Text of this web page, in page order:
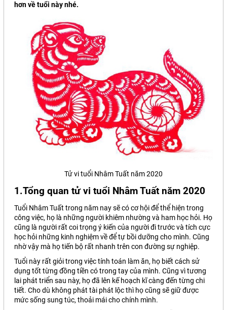
hơn về tuổi này nhé.
Tử vi tuổi Nhâm Tuất năm 2020
1.Tổng quan tử vi tuổi Nhâm Tuất năm 2020
Tuổi Nhâm Tuất trong năm nay sẽ có cơ hội để thể hiện trong
công việc, họ là những người khiêm nhường và ham học hỏi. Họ
cũng là người rất coi trọng ý kiến của người đi trước và tích cực
học hỏi những kinh nghiệm về để tự bồi dưỡng cho mình. Cũng
nhờ vậy mà họ tiến bộ rất nhanh trên con đường sự nghiệp.
Tuổi này rất giỏi trong việc tính toán làm ăn, họ biết cách sử
dụng tốt từng đồng tiền có trong tay của mình. Cũng vì tương
lai phát triển sau này, họ đã lên kế hoạch kĩ càng đến từng chi
tiết. Cho dù không phát tài phát lộc thì họ cũng sẽ giữ được
mức sống sung túc, thoải mái cho chính mình.